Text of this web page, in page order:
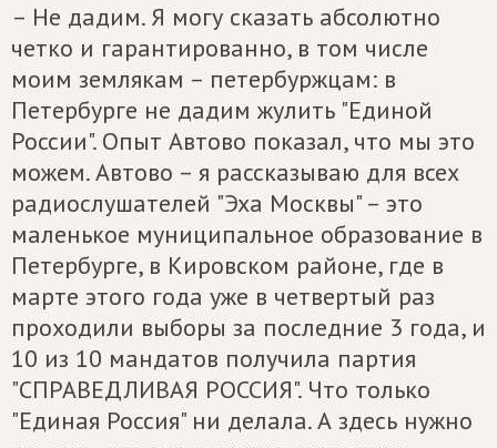
– Не дадим. Я могу сказать абсолютно
четко и гарантированно, в том числе
моим землякам – петербуржцам: в
Петербурге не дадим жулить "Единой
России". Опыт Автово показал, что мы это
можем. Автово – я рассказываю для всех
радиослушателей "Эха Москвы" – это
маленькое муниципальное образование в
Петербурге, в Кировском районе, где в
марте этого года уже в четвертый раз
проходили выборы за последние 3 года, и
10 из 10 мандатов получила партия
"СПРАВЕДЛИВАЯ РОССИЯ". Что только
"Единая Россия" ни делала. А здесь нужно